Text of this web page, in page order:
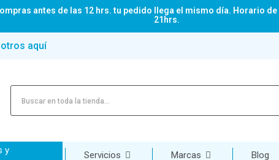
antes de las 12 hrs. tu pedido llega el mismo día. Horario
21hrs.
aquí
y
Servicios Marcas Blog